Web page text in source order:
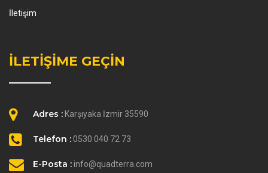
İletişim
İLETİŞİME GEÇİN
Adres : Karşıyaka İzmir 35590
Telefon :0530 040 72 73
E-Posta :info@quadterra.com